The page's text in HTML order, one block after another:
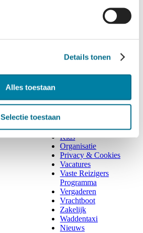
Details tonen
Alles toestaan
Selectie toestaan
Contact
Eilanders
Groepen
Kids
Organisatie
Privacy & Cookies
Vacatures
Vaste Reizigers
Programma
Vergaderen
Vrachtboot
Zakelijk
Waddentaxi
Nieuws